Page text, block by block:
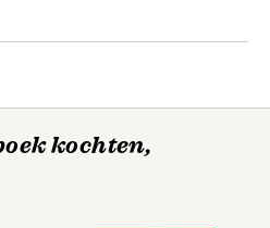
kochten,